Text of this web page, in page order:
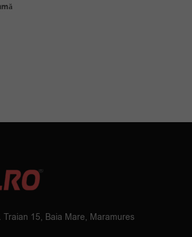
Traian 15, Baia Mare, Maramures